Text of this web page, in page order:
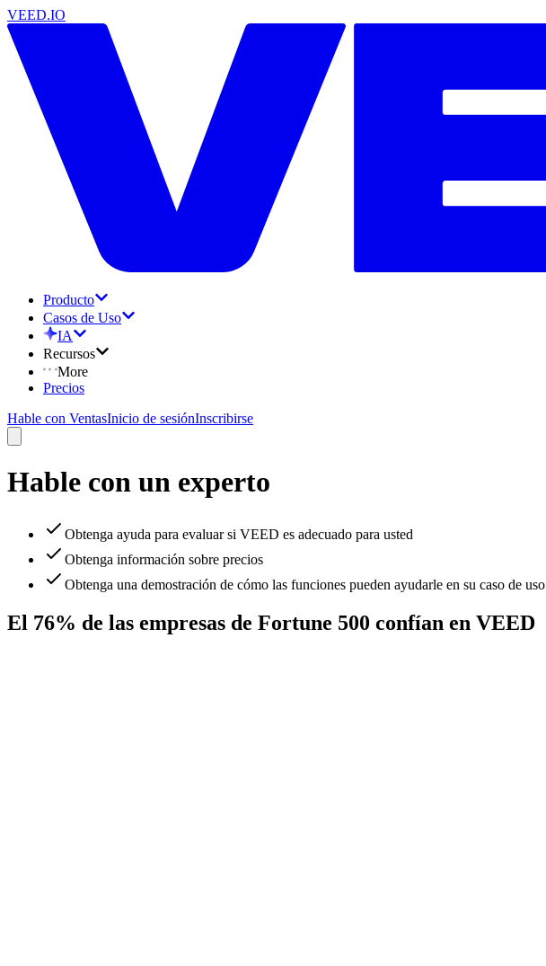
VEED.IO
Producto
Casos de Uso
IA
Recursos
More
Precios
Hable con VentasInicio de sesiónInscribirse
Hable con un experto
Obtenga ayuda para evaluar si VEED es adecuado para usted
Obtenga información sobre precios
Obtenga una demostración de cómo las funciones pueden ayudarle en su caso de uso
El 76% de las empresas de Fortune 500 confían en VEED